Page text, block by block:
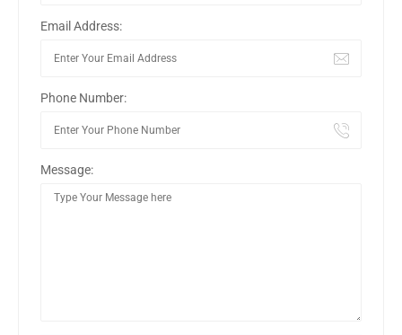
Email Address:
Phone Number:
Message: